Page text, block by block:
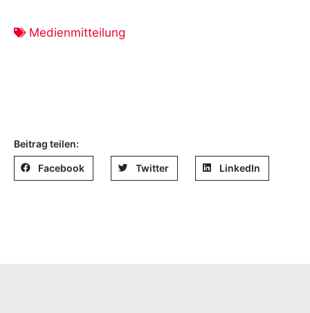
Medienmitteilung
Beitrag teilen:
Facebook Twitter LinkedIn